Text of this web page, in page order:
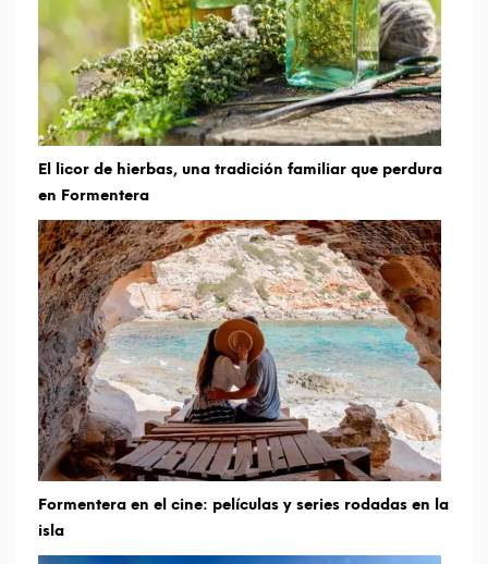
El licor de hierbas, una tradición familiar que perdura
en Formentera
Formentera en el cine: películas y series rodadas en la
isla